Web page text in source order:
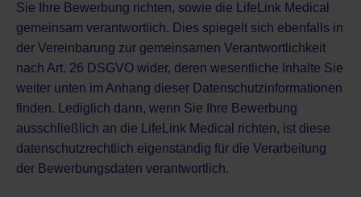
Sie Ihre Bewerbung richten, sowie die LifeLink Medical
gemeinsam verantwortlich. Dies spiegelt sich ebenfalls in
der Vereinbarung zur gemeinsamen Verantwortlichkeit
nach Art. 26 DSGVO wider, deren wesentliche Inhalte Sie
weiter unten im Anhang dieser Datenschutzinformationen
finden. Lediglich dann, wenn Sie Ihre Bewerbung
ausschließlich an die LifeLink Medical richten, ist diese
datenschutzrechtlich eigenständig für die Verarbeitung
der Bewerbungsdaten verantwortlich.